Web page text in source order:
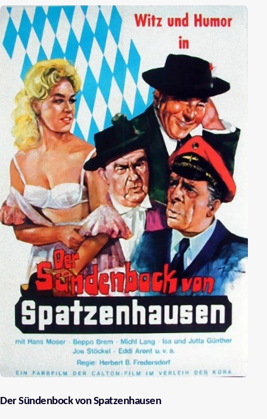
Der Sündenbock von Spatzenhausen